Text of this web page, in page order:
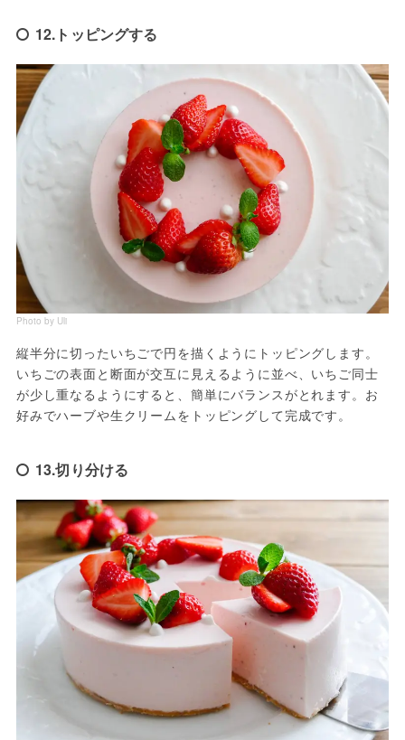
12.トッピングする
Photo by Uli
縦半分に切ったいちごで円を描くようにトッピングします。
いちごの表面と断面が交互に見えるように並べ、いちご同士
が少し重なるようにすると、簡単にバランスがとれます。お
好みでハーブや生クリームをトッピングして完成です。
13.切り分ける